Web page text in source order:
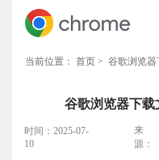
当前位置： 首页 > 谷歌浏览器
谷歌浏览器下
时间：2025-07-
10
来
源：